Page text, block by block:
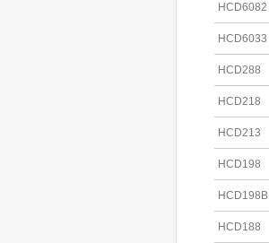
HCD6082
HCD6033
HCD288
HCD218
HCD213
HCD198
HCD198B
HCD188